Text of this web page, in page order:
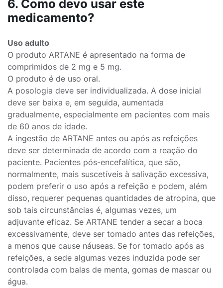
6. Como devo usar este
medicamento?
Uso adulto
O produto ARTANE é apresentado na forma de
comprimidos de 2 mg e 5 mg.
O produto é de uso oral.
A posologia deve ser individualizada. A dose inicial
deve ser baixa e, em seguida, aumentada
gradualmente, especialmente em pacientes com mais
de 60 anos de idade.
A ingestão de ARTANE antes ou após as refeições
deve ser determinada de acordo com a reação do
paciente. Pacientes pós-encefalítica, que são,
normalmente, mais suscetíveis à salivação excessiva,
podem preferir o uso após a refeição e podem, além
disso, requerer pequenas quantidades de atropina, que
sob tais circunstâncias é, algumas vezes, um
adjuvante eficaz. Se ARTANE tender a secar a boca
excessivamente, deve ser tomado antes das refeições,
a menos que cause náuseas. Se for tomado após as
refeições, a sede algumas vezes induzida pode ser
controlada com balas de menta, gomas de mascar ou
água.